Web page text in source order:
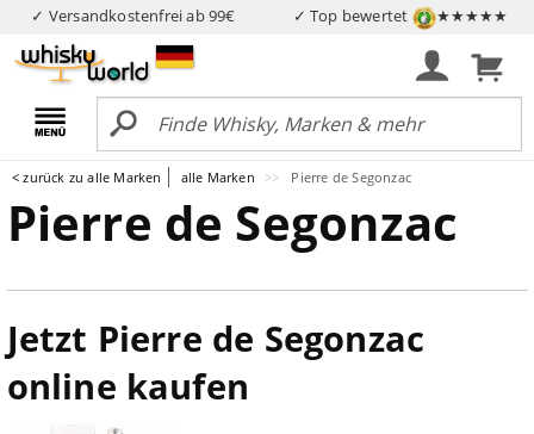
✓ Versandkostenfrei ab 99€ ✓ Top bewertet ★★★★★
< zurück zu alle Marken alle Marken Pierre de Segonzac
Pierre de Segonzac
Jetzt Pierre de Segonzac
online kaufen